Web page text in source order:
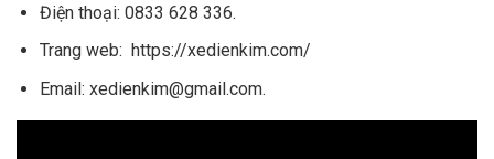
Điện thoại: 0833 628 336.
Trang web: https://xedienkim.com/
Email: xedienkim@gmail.com.